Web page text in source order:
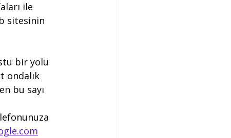
ile
sitesinin
bir yolu
ondalık
bu sayı